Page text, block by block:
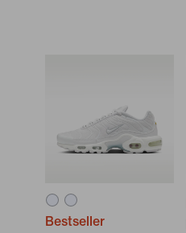
Bestseller